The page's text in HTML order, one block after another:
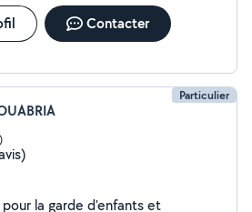
Contacter
Particulier
la garde d'enfants et